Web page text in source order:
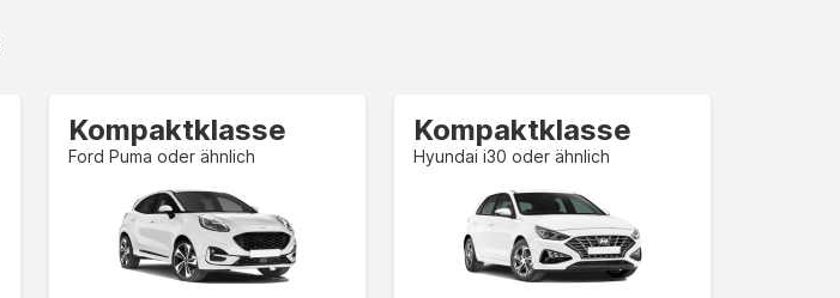
Kompaktklasse
Ford Puma oder ähnlich
Kompaktklasse
Hyundai i30 oder ähnlich